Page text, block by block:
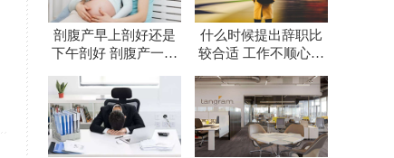
剖腹产早上剖好还是
下午剖好 剖腹产一天
什么时候提出辞职比
较合适 工作不顺心要